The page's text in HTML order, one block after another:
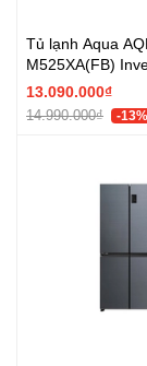
Tủ lạnh Aqua
M525XA(FB)
Multi Door -
13.090.000₫
14.990.000₫ -13%